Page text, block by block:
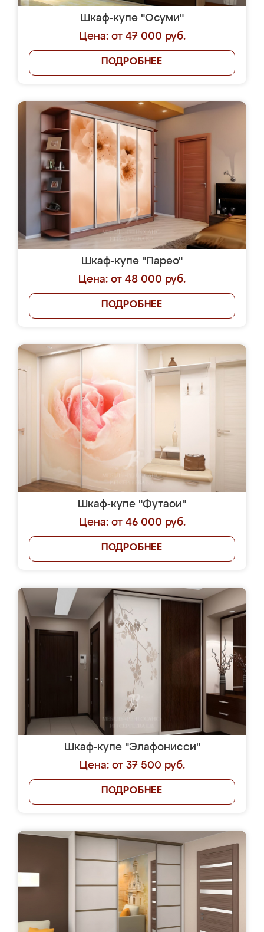
Шкаф-купе "Осуми"
Цена: от 47 000 руб.
ПОДРОБНЕЕ
Шкаф-купе "Парео"
Цена: от 48 000 руб.
ПОДРОБНЕЕ
Шкаф-купе "Футаои"
Цена: от 46 000 руб.
ПОДРОБНЕЕ
Шкаф-купе "Элафонисси"
Цена: от 37 500 руб.
ПОДРОБНЕЕ